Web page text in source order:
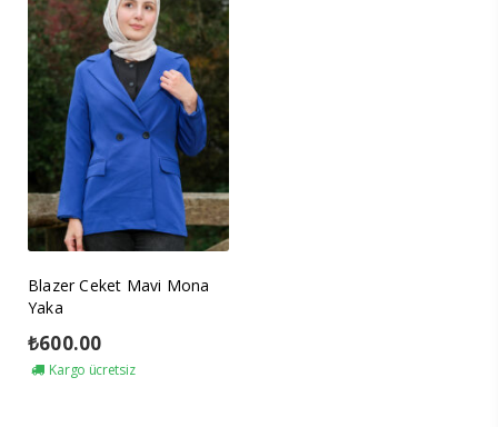
Blazer Ceket Mavi Mona
Yaka
₺600.00
Kargo ücretsiz